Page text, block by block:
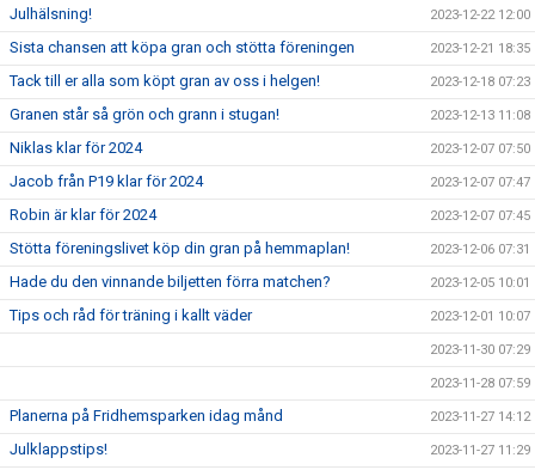
Julhälsning! 2023-12-22 12:00
Sista chansen att köpa gran och stötta föreningen 2023-12-21 18:35
Tack till er alla som köpt gran av oss i helgen! 2023-12-18 07:23
Granen står så grön och grann i stugan! 2023-12-13 11:08
Niklas klar för 2024 2023-12-07 07:50
Jacob från P19 klar för 2024 2023-12-07 07:47
Robin är klar för 2024 2023-12-07 07:45
Stötta föreningslivet köp din gran på hemmaplan! 2023-12-06 07:31
Hade du den vinnande biljetten förra matchen? 2023-12-05 10:01
Tips och råd för träning i kallt väder 2023-12-01 10:07
2023-11-30 07:29
2023-11-28 07:59
Planerna på Fridhemsparken idag månd 2023-11-27 14:12
Julklappstips! 2023-11-27 11:29